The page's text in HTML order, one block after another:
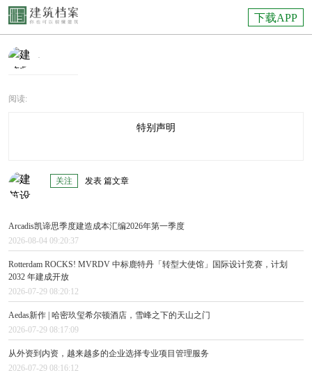
下载APP
·
阅读:
特别声明
关注 发表 篇文章
Arcadis凯谛思季度建造成本汇编2026年第一季度
2026-08-04 09:20:37
Rotterdam ROCKS! MVRDV 中标鹿特丹「转型大使馆」国际设计竞赛，计划
2032 年建成开放
2026-07-29 08:20:12
Aedas新作 | 哈密玖玺希尔顿酒店，雪峰之下的天山之门
2026-07-29 08:17:09
从外资到内资，越来越多的企业选择专业项目管理服务
2026-07-29 08:16:12